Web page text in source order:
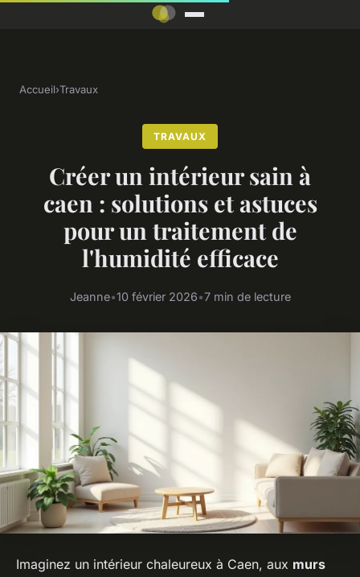
Accueil›Travaux
TRAVAUX
Créer un intérieur sain à
caen : solutions et astuces
pour un traitement de
l'humidité efficace
Jeanne•10 février 2026•7 min de lecture
Imaginez un intérieur chaleureux à Caen, aux murs